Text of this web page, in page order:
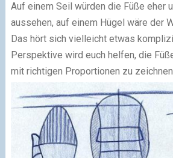
Auf einem Seil würden die Füße eher
aussehen, auf einem Hügel wäre der
Das hört sich vielleicht etwas
Perspektive wird euch helfen, die
mit richtigen Proportionen zu